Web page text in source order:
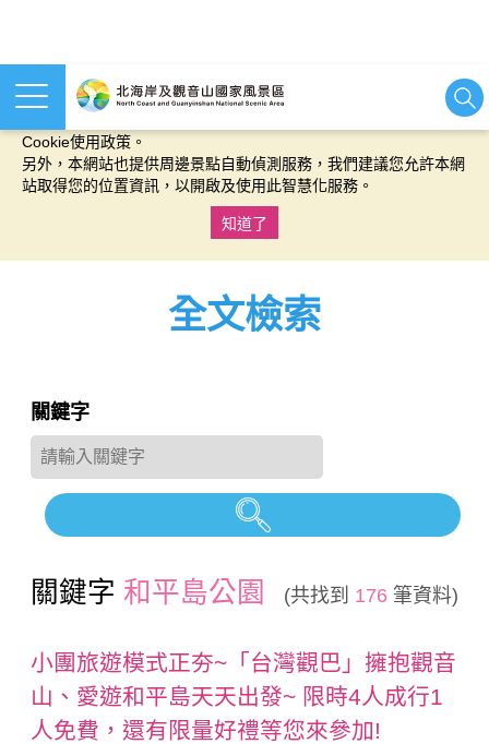
本網站使用cookies等相關技術以持續優化網站服務，並有助於為
Cookie使用政策。
另外，本網站也提供周邊景點自動偵測服務，我們建議您允許本網
站取得您的位置資訊，以開啟及使用此智慧化服務。
知道了
全文檢索
關鍵字
關鍵字 和平島公園 (共找到 176筆資料)
小團旅遊模式正夯~「台灣觀巴」擁抱觀音
山、愛遊和平島天天出發~ 限時4人成行1
人免費，還有限量好禮等您來參加!